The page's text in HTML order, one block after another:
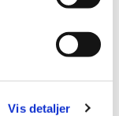
Vis detaljer